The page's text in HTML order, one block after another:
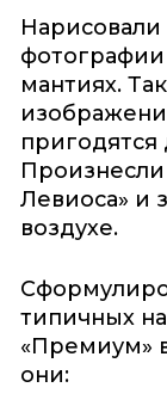
мантиях.
пригодятся
Левиоса» и
воздухе.
типичных
«Премиум»
они: